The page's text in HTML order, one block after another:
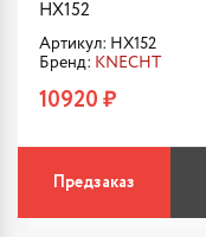
HX152
Артикул: HX152
Бренд: KNECHT
10920 ₽
Предзаказ